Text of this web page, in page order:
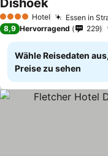
4 Sterne Hotel Essen in
Dishoek
8,9 Hervorragend 229
Wähle Reisedaten
Preise zu sehen